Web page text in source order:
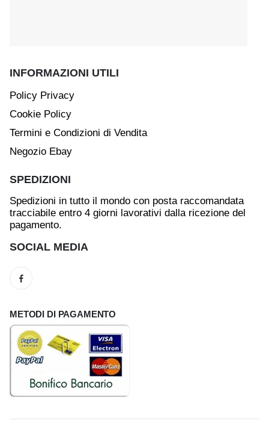
INFORMAZIONI UTILI
Policy Privacy
Cookie Policy
Termini e Condizioni di Vendita
Negozio Ebay
SPEDIZIONI
Spedizioni in tutto il mondo con posta raccomandata
tracciabile entro 4 giorni lavorativi dalla ricezione del
pagamento.
SOCIAL MEDIA
METODI DI PAGAMENTO